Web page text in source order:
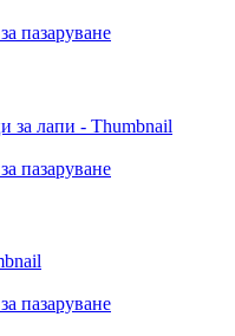
пазаруване
пазаруване
пазаруване